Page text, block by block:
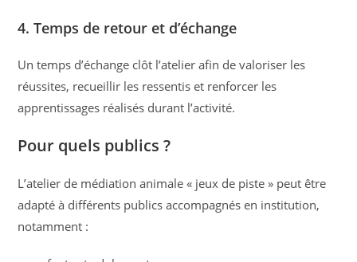
4. Temps de retour et d’échange
Un temps d’échange clôt l’atelier afin de valoriser les
réussites, recueillir les ressentis et renforcer les
apprentissages réalisés durant l’activité.
Pour quels publics ?
L’atelier de médiation animale « jeux de piste » peut être
adapté à différents publics accompagnés en institution,
notamment :